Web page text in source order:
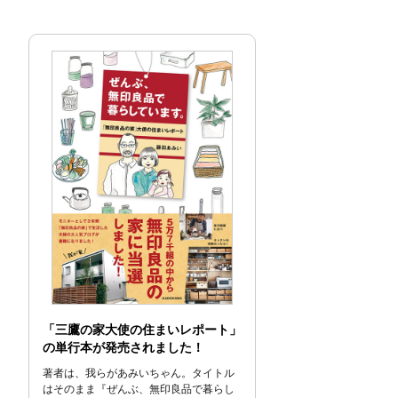
「三鷹の家大使の住まいレポート」
の単行本が発売されました！
著者は、我らがあみいちゃん。タイトル
はそのまま『ぜんぶ、無印良品で暮らし